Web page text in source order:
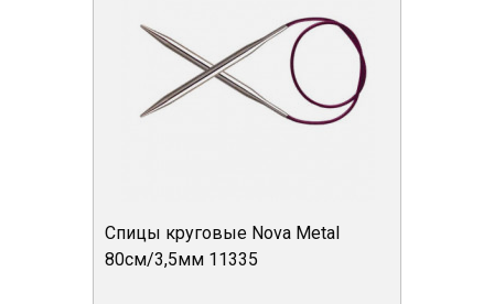
Спицы круговые Nova Metal
80см/3,5мм 11335